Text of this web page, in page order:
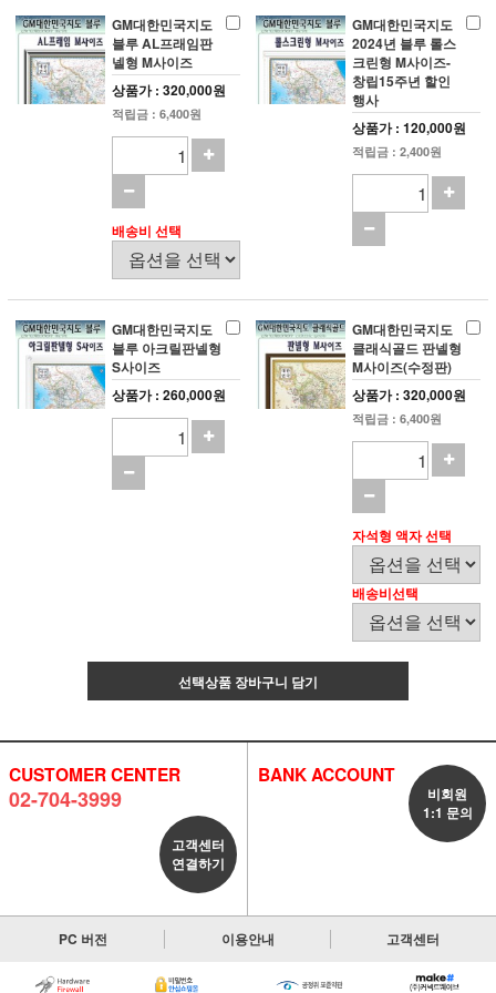
GM대한민국지도
블루 AL프래임판
넬형 M사이즈
상품가 : 320,000원
적립금 : 6,400원
배송비 선택
GM대한민국지도
2024년 블루 롤스
크린형 M사이즈-
창립15주년 할인
행사
상품가 : 120,000원
적립금 : 2,400원
GM대한민국지도
블루 아크릴판넬형
S사이즈
상품가 : 260,000원
GM대한민국지도
클래식골드 판넬형
M사이즈(수정판)
상품가 : 320,000원
적립금 : 6,400원
자석형 액자 선택
배송비선택
선택상품 장바구니 담기
CUSTOMER CENTER
02-704-3999
고객센터
연결하기
BANK ACCOUNT
비회원
1:1 문의
PC 버전 이용안내 고객센터